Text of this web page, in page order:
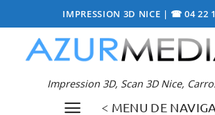
au
contenu
IMPRESSION 3D NICE | ☎ 04 22
Impression 3D, Scan 3D Nice,
< MENU DE